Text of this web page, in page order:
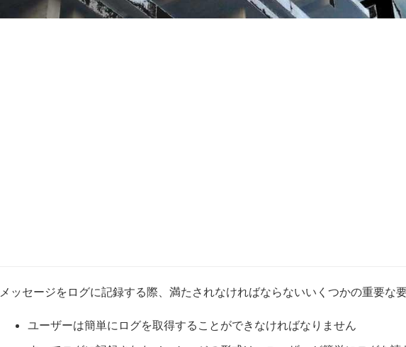
メッセージをログに記録する際、満たされなければならないいくつかの重要な要
ユーザーは簡単にログを取得することができなければなりません